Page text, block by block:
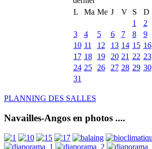
L
Ma Me J V S
D
1
2
3
4 5 6 7 8
9
10 11 12 13 14 15 16
17 18 19 20 21 22 23
24 25 26 27 28 29 30
31
PLANNING DES SALLES
Navailles-Angos en photos ....